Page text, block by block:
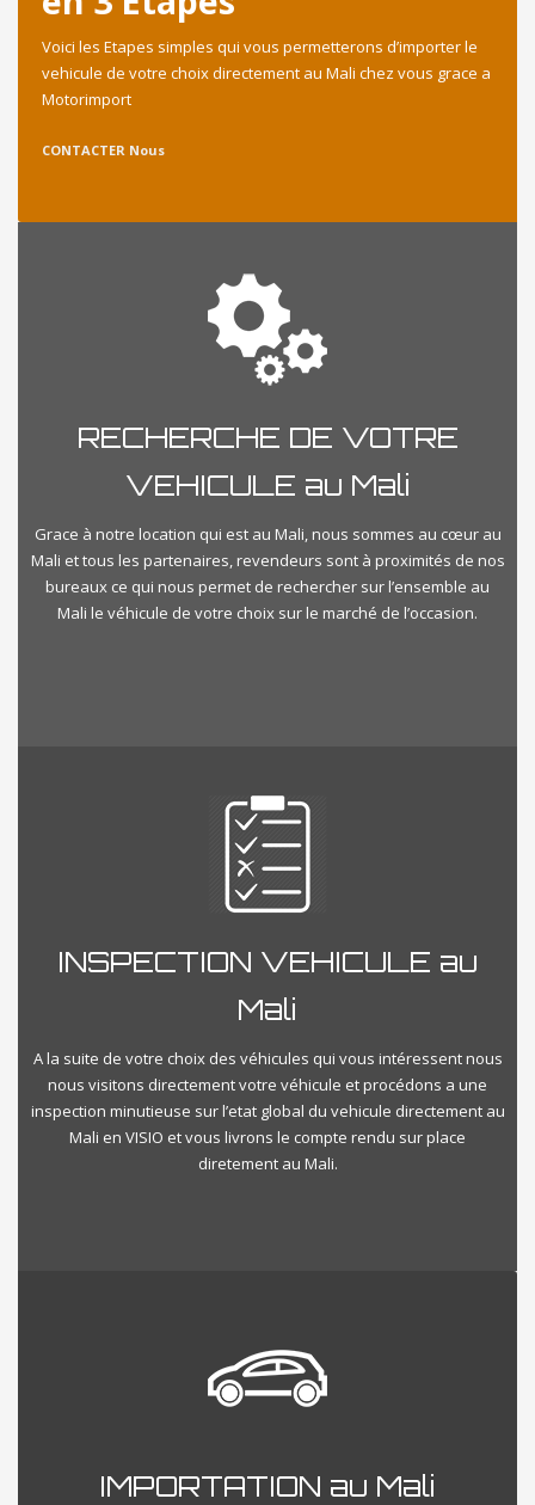
Voici les Etapes simples qui vous permetterons d’importer le
vehicule de votre choix directement au Mali chez vous grace a
Motorimport
CONTACTER Nous
RECHERCHE DE VOTRE
VEHICULE au Mali
Grace à notre location qui est au Mali, nous sommes au cœur au
Mali et tous les partenaires, revendeurs sont à proximités de nos
bureaux ce qui nous permet de rechercher sur l’ensemble au
Mali le véhicule de votre choix sur le marché de l’occasion.
INSPECTION VEHICULE au
Mali
A la suite de votre choix des véhicules qui vous intéressent nous
nous visitons directement votre véhicule et procédons a une
inspection minutieuse sur l’etat global du vehicule directement au
Mali en VISIO et vous livrons le compte rendu sur place
diretement au Mali.
IMPORTATION au Mali